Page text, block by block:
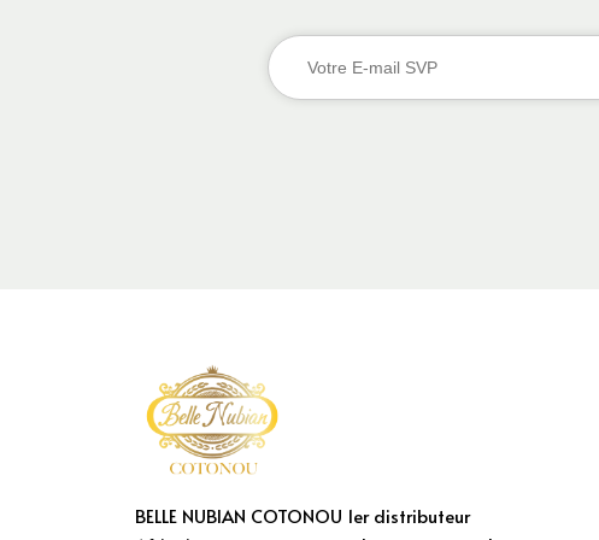
BELLE NUBIAN COTONOU 1er distributeur